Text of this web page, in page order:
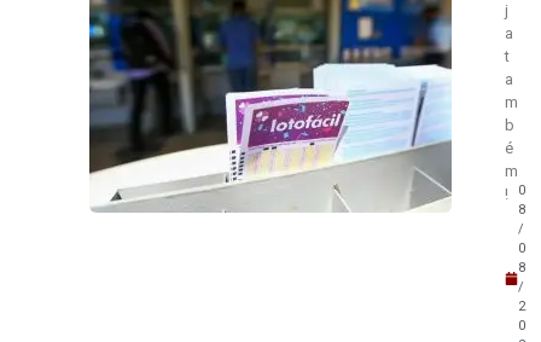
j
a
t
a
m
b
é
m
!
0
8
/
0
8
/
2
0